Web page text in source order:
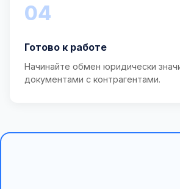
04
Готово к работе
Начинайте обмен юридически
документами с контрагентами.